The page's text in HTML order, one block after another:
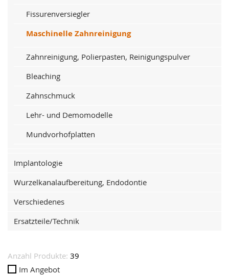
Anzahl Produkte: 39
Im Angebot
Fissurenversiegler
Maschinelle Zahnreinigung
Zahnreinigung, Polierpasten, Reinigungspulver
Bleaching
Zahnschmuck
Lehr- und Demomodelle
Mundvorhofplatten
Implantologie
Wurzelkanalaufbereitung, Endodontie
Verschiedenes
Ersatzteile/Technik